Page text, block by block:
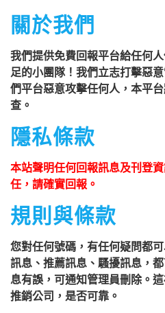
關於我們
我們提供免費回報平台給任何
足的小團隊！我們立志打擊惡
們平台惡意攻擊任何人，本平
查。
隱私條款
本站聲明任何回報訊息及刊登
任，請確實回報。
規則與條款
您對任何號碼，有任何疑問都
訊息、推薦訊息、騷擾訊息，
息有誤，可通知管理員刪除。
推銷公司，是否可靠。